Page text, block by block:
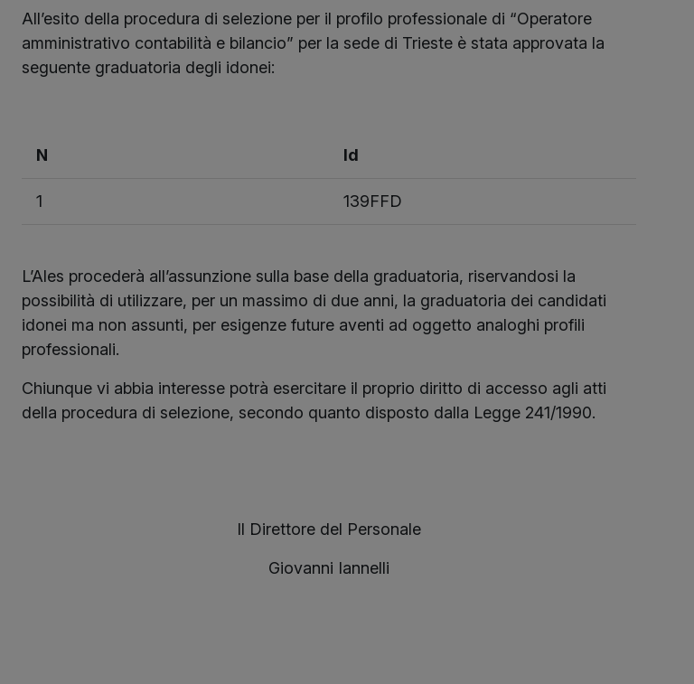
All’esito della procedura di selezione per il profilo professionale di “Operatore
amministrativo contabilità e bilancio” per la sede di Trieste è stata approvata la
seguente graduatoria degli idonei:
N Id
1 139FFD
L’Ales procederà all’assunzione sulla base della graduatoria, riservandosi la
possibilità di utilizzare, per un massimo di due anni, la graduatoria dei candidati
idonei ma non assunti, per esigenze future aventi ad oggetto analoghi profili
professionali.
Chiunque vi abbia interesse potrà esercitare il proprio diritto di accesso agli atti
della procedura di selezione, secondo quanto disposto dalla Legge 241/1990.
Il Direttore del Personale
Giovanni Iannelli